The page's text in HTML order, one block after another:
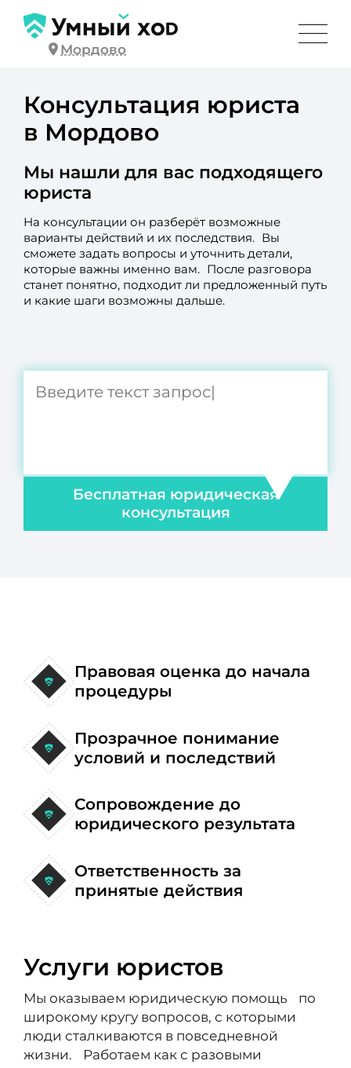
Мордово
Консультация юриста
в Мордово
Мы нашли для вас подходящего
юриста
На консультации он разберёт возможные
варианты действий и их последствия. Вы
сможете задать вопросы и уточнить детали,
которые важны именно вам. После разговора
станет понятно, подходит ли предложенный путь
и какие шаги возможны дальше.
Бесплатная юридическая
консультация
Правовая оценка до начала
процедуры
Прозрачное понимание
условий и последствий
Сопровождение до
юридического результата
Ответственность за
принятые действия
Услуги юристов
Мы оказываем юридическую помощь по
широкому кругу вопросов, с которыми
люди сталкиваются в повседневной
жизни. Работаем как с разовыми